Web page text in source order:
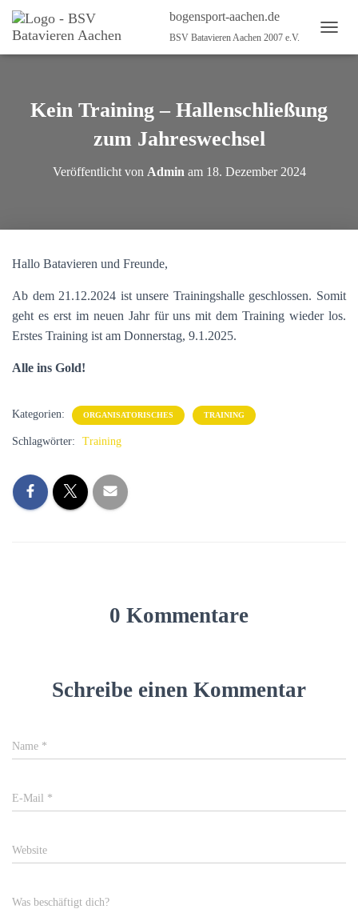
bogensport-aachen.de
BSV Batavieren Aachen 2007 e.V.
A
T
E
Kein Training – Hallenschließung
zum Jahreswechsel
Veröffentlicht von Admin am 18. Dezember 2024
Hallo Batavieren und Freunde,
Ab dem 21.12.2024 ist unsere Trainingshalle geschlossen. Somit
geht es erst im neuen Jahr für uns mit dem Training wieder los.
Erstes Training ist am Donnerstag, 9.1.2025.
Alle ins Gold!
Kategorien: ORGANISATORISCHES TRAINING
Schlagwörter: Training
0 Kommentare
Schreibe einen Kommentar
Name *
E-Mail *
Website
Was beschäftigt dich?